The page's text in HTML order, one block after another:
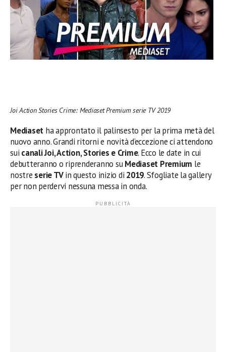
Joi Action Stories Crime: Mediaset Premium serie TV 2019
Mediaset ha approntato il palinsesto per la prima metà del
nuovo anno. Grandi ritorni e novità d’eccezione ci attendono
sui canali Joi, Action, Stories e Crime. Ecco le date in cui
debutteranno o riprenderanno suMediaset Premium le
nostre serie TVin questo inizio di 2019. Sfogliate la gallery
per non perdervi nessuna messa in onda.